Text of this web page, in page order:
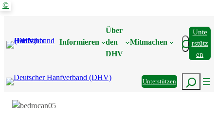
Zum
Informieren
Über
den
DHV
Mitmachen Suchen
Unte
Rstütz
En
UnterstützenSuchen
©